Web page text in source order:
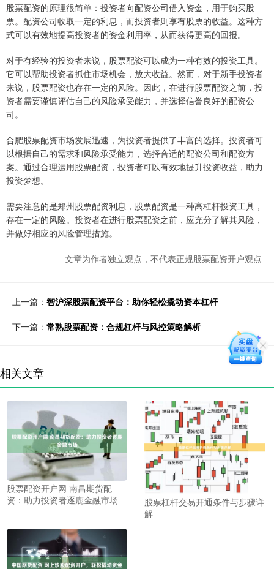
股票配资的原理很简单：投资者向配资公司借入资金，用于购买股
票。配资公司收取一定的利息，而投资者则享有股票的收益。这种方
式可以有效地提高投资者的资金利用率，从而获得更高的回报。
对于有经验的投资者来说，股票配资可以成为一种有效的投资工具。
它可以帮助投资者抓住市场机会，放大收益。然而，对于新手投资者
来说，股票配资也存在一定的风险。因此，在进行股票配资之前，投
资者需要谨慎评估自己的风险承受能力，并选择信誉良好的配资公
司。
合肥股票配资市场发展迅速，为投资者提供了丰富的选择。投资者可
以根据自己的需求和风险承受能力，选择合适的配资公司和配资方
案。通过合理运用股票配资，投资者可以有效地提升投资收益，助力
投资梦想。
需要注意的是郑州股票配资利息，股票配资是一种高杠杆投资工具，
存在一定的风险。投资者在进行股票配资之前，应充分了解其风险，
并做好相应的风险管理措施。
文章为作者独立观点，不代表正规股票配资开户观点
上一篇： 智沪深股票配资平台：助你轻松撬动资本杠杆
下一篇： 常熟股票配资：合规杠杆与风控策略解析
相关文章
股票配资开户网 南昌期货配
资：助力投资者逐鹿金融市场
股票杠杆交易开通条件与步骤详
解